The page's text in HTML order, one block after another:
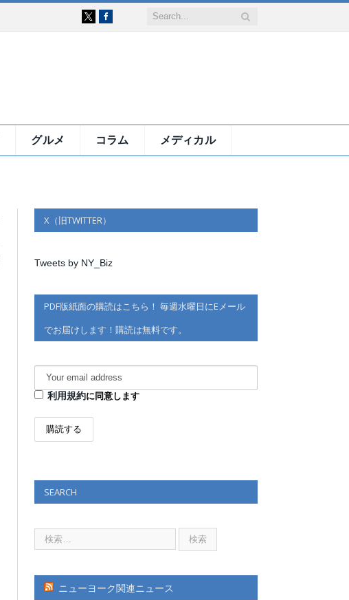
Facebook
グルメ コラム メディカル
X（旧TWITTER）
Tweets by NY_Biz
PDF版紙面の購読はこちら！ 毎週水曜日にEメール
でお届けします！購読は無料です。
利用規約に同意します
SEARCH
ニューヨーク関連ニュース